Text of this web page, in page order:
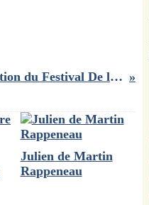
La 11ème édition du Festival De l'écrit à l'écran pour une éloge de l'incertitude
Julien de Martin
Rappeneau